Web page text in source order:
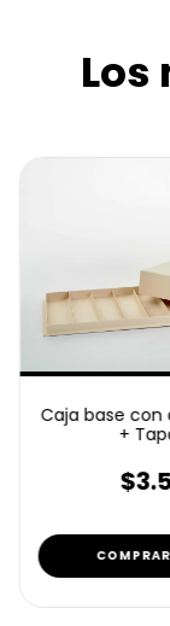
Caja base con
+
COMPRAR